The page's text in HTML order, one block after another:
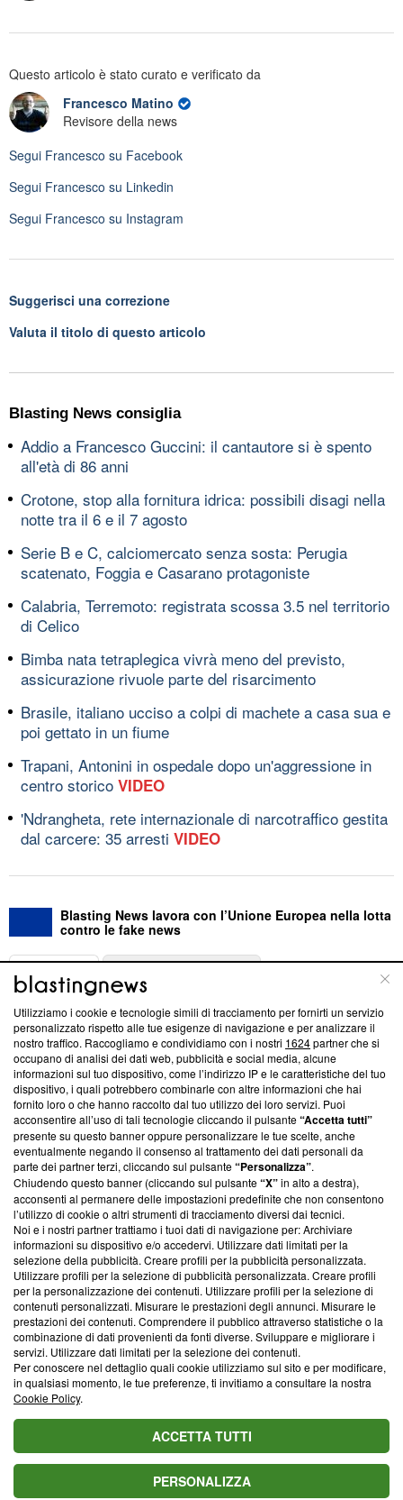
Questo articolo è stato curato e verificato da
Francesco Matino
Revisore della news
Segui Francesco su Facebook
Segui Francesco su Linkedin
Segui Francesco su Instagram
Suggerisci una correzione
Valuta il titolo di questo articolo
Blasting News consiglia
Addio a Francesco Guccini: il cantautore si è spento
all'età di 86 anni
Crotone, stop alla fornitura idrica: possibili disagi nella
notte tra il 6 e il 7 agosto
Serie B e C, calciomercato senza sosta: Perugia
scatenato, Foggia e Casarano protagoniste
Calabria, Terremoto: registrata scossa 3.5 nel territorio
di Celico
Bimba nata tetraplegica vivrà meno del previsto,
assicurazione rivuole parte del risarcimento
Brasile, italiano ucciso a colpi di machete a casa sua e
poi gettato in un fiume
Trapani, Antonini in ospedale dopo un'aggressione in
centro storico VIDEO
'Ndrangheta, rete internazionale di narcotraffico gestita
dal carcere: 35 arresti VIDEO
Blasting News lavora con l’Unione Europea nella lotta
contro le fake news
ABOUT
Questa sezione offre informazioni trasparenti su Blasting
News, sui nostri processi editoriali e su come ci impegniamo a
creare news di qualità. Inoltre, afferma la nostra aderenza a
‘Trust Project - News with Integrity’Blasting News non è
ancora membro del programma, ma ha richiesto di farne
parte; Trust Project non ha ancora effettuato una verifica di
conformità agli standard.
Su di noi
Team editoriale
Corporate
Redazione
Informativa Privacy
Cookie Policy
Blasting SA, IDI CHE-247.845.224, Via Carlo Frasca, 3 - 6900
Lugano (Svizzera) Tel:+39 0690258937
© 2026 Blasting News
Utilizziamo i cookie e tecnologie simili di tracciamento per fornirti un servizio
personalizzato rispetto alle tue esigenze di navigazione e per analizzare il
nostro traffico. Raccogliamo e condividiamo con i nostri 1624partner che si
occupano di analisi dei dati web, pubblicità e social media, alcune
informazioni sul tuo dispositivo, come l’indirizzo IP e le caratteristiche del tuo
dispositivo, i quali potrebbero combinarle con altre informazioni che hai
fornito loro o che hanno raccolto dal tuo utilizzo dei loro servizi. Puoi
acconsentire all’uso di tali tecnologie cliccando il pulsante“Accetta tutti”
presente su questo banner oppure personalizzare le tue scelte, anche
eventualmente negando il consenso al trattamento dei dati personali da
parte dei partner terzi, cliccando sul pulsante“Personalizza”.
Chiudendo questo banner (cliccando sul pulsante“X”in alto a destra),
acconsenti al permanere delle impostazioni predefinite che non consentono
l’utilizzo di cookie o altri strumenti di tracciamento diversi dai tecnici.
Noi e i nostri partner trattiamo i tuoi dati di navigazione per: Archiviare
informazioni su dispositivo e/o accedervi. Utilizzare dati limitati per la
selezione della pubblicità. Creare profili per la pubblicità personalizzata.
Utilizzare profili per la selezione di pubblicità personalizzata. Creare profili
per la personalizzazione dei contenuti. Utilizzare profili per la selezione di
contenuti personalizzati. Misurare le prestazioni degli annunci. Misurare le
prestazioni dei contenuti. Comprendere il pubblico attraverso statistiche o la
combinazione di dati provenienti da fonti diverse. Sviluppare e migliorare i
servizi. Utilizzare dati limitati per la selezione dei contenuti.
Per conoscere nel dettaglio quali cookie utilizziamo sul sito e per modificare,
in qualsiasi momento, le tue preferenze, ti invitiamo a consultare la nostra
Cookie Policy.
ACCETTA TUTTI
PERSONALIZZA